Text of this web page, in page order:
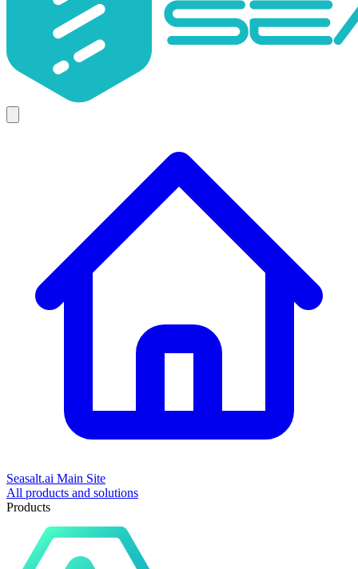
Seasalt.ai Main Site
All products and solutions
Products